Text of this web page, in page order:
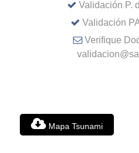
Validación P.
Validación
Verifique
Mapa Tsunami